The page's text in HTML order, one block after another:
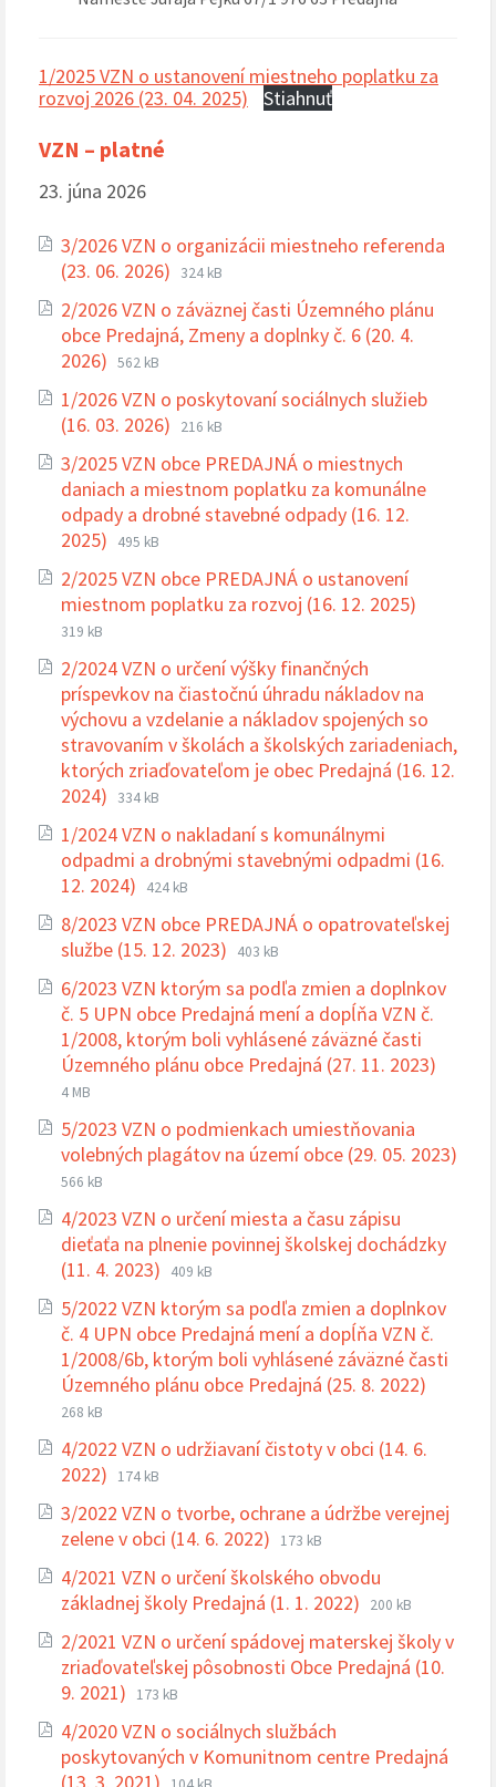
1/2025 VZN o ustanovení miestneho poplatku za
rozvoj 2026 (23. 04. 2025)
Stiahnuť
VZN – platné
23. júna 2026
3/2026 VZN o organizácii miestneho referenda
(23. 06. 2026) Prípona
pdf
Veľkosť
súboru:
324 kB
2/2026 VZN o záväznej časti Územného plánu
obce Predajná, Zmeny a doplnky č. 6 (20. 4.
2026) Prípona
pdf
Veľkosť
562 kB
1/2026 VZN o poskytovaní sociálnych služieb
(16. 03. 2026) Prípona
pdf
Veľkosť
216 kB
3/2025 VZN obce PREDAJNÁ o miestnych
daniach a miestnom poplatku za komunálne
odpady a drobné stavebné odpady (16. 12.
2025) Prípona
pdf
Veľkosť
495 kB
2/2025 VZN obce PREDAJNÁ o ustanovení
miestnom poplatku za rozvoj (16. 12. 2025)
319 kB
2/2024 VZN o určení výšky finančných
príspevkov na čiastočnú úhradu nákladov na
výchovu a vzdelanie a nákladov spojených so
stravovaním v školách a školských zariadeniach,
ktorých zriaďovateľom je obec Predajná (16. 12.
2024) Prípona
pdf
Veľkosť
334 kB
1/2024 VZN o nakladaní s komunálnymi
odpadmi a drobnými stavebnými odpadmi (16.
12. 2024) Prípona
pdf
Veľkosť
424 kB
8/2023 VZN obce PREDAJNÁ o opatrovateľskej
službe (15. 12. 2023) Prípona
pdf
Veľkosť
súboru:
403 kB
6/2023 VZN ktorým sa podľa zmien a doplnkov
č. 5 UPN obce Predajná mení a dopĺňa VZN č.
1/2008, ktorým boli vyhlásené záväzné časti
Územného plánu obce Predajná (27. 11. 2023)
4 MB
5/2023 VZN o podmienkach umiestňovania
volebných plagátov na území obce (29. 05. 2023)
Prípona
pdf
Veľkosť
566 kB
4/2023 VZN o určení miesta a času zápisu
dieťaťa na plnenie povinnej školskej dochádzky
(11. 4. 2023) Prípona
pdf
Veľkosť
súboru:
409 kB
5/2022 VZN ktorým sa podľa zmien a doplnkov
č. 4 UPN obce Predajná mení a dopĺňa VZN č.
1/2008/6b, ktorým boli vyhlásené záväzné časti
Územného plánu obce Predajná (25. 8. 2022)
268 kB
4/2022 VZN o udržiavaní čistoty v obci (14. 6.
2022) Prípona
pdf
Veľkosť
174 kB
3/2022 VZN o tvorbe, ochrane a údržbe verejnej
zelene v obci (14. 6. 2022) Prípona
pdf
Veľkosť
súboru:
173 kB
4/2021 VZN o určení školského obvodu
základnej školy Predajná (1. 1. 2022) Prípona
pdf
Veľkosť
súboru:
200 kB
2/2021 VZN o určení spádovej materskej školy v
zriaďovateľskej pôsobnosti Obce Predajná (10.
9. 2021) Prípona
pdf
Veľkosť
173 kB
4/2020 VZN o sociálnych službách
poskytovaných v Komunitnom centre Predajná
(13. 3. 2021) Prípona
Veľkosť